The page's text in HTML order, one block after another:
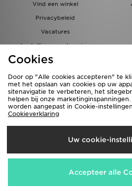
Vind een winkel
Privacybeleid
Vacatures
bestellingen en levering
Partnerprogramma
Verzenden
Nederland
Wij accepteren de volgende
Cookies
Door op "Alle cookies accepteren" te
met het opslaan van cookies op uw
sitenavigatie te verbeteren, het
helpen bij onze
worden aangepast in Cookie-
Cookieverklaring
Uw cookie-
Accepteer alle